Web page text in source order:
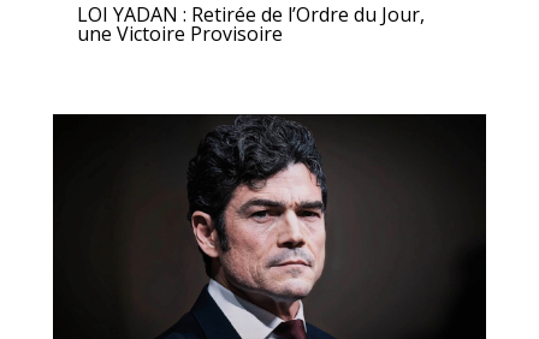
LOI YADAN : Retirée de l’Ordre du Jour,
une Victoire Provisoire